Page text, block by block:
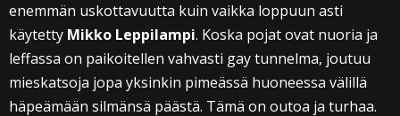
enemmän uskottavuutta kuin vaikka loppuun asti
käytetty Mikko Leppilampi. Koska pojat ovat nuoria ja
leffassa on paikoitellen vahvasti gay tunnelma, joutuu
mieskatsoja jopa yksinkin pimeässä huoneessa välillä
häpeämään silmänsä päästä. Tämä on outoa ja turhaa.